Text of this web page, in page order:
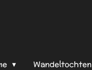
Wandeltochten